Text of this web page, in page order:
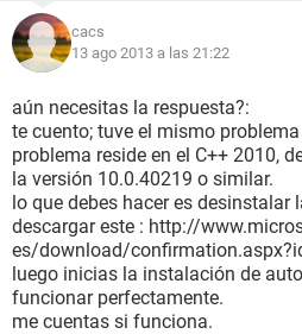
cacs
13 ago 2013 a las 21:22
aún necesitas la respuesta?:
te cuento; tuve el mismo
problema reside en el C++ 2010,
la versión 10.0.40219 o similar.
lo que debes hacer es desinstalar
descargar este : http://
es/download/
luego inicias la instalación de
funcionar perfectamente.
me cuentas si funciona.